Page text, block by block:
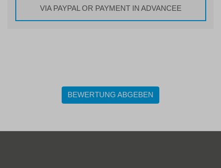
VIA PAYPAL OR PAYMENT IN ADVANCEE
BEWERTUNG ABGEBEN